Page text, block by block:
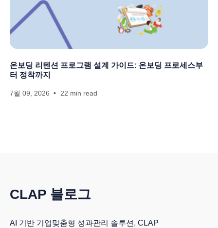
온보딩 리텐션 프로그램 설계 가이드: 온보딩 프로세스부
터 정착까지
7월 09, 2026 22 min read
CLAP 블로그
AI 기반 기업맞춤형 성과관리 솔루션, CLAP